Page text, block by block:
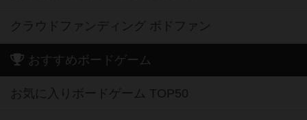
クラウドファンディング ボドファン
おすすめボードゲーム
お気に入りボードゲーム TOP50